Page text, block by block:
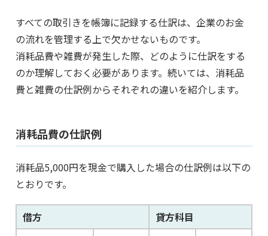
すべての取引きを帳簿に記録する仕訳は、企業のお金
の流れを管理する上で欠かせないものです。
消耗品費や雑費が発生した際、どのように仕訳をする
のか理解しておく必要があります。続いては、消耗品
費と雑費の仕訳例からそれぞれの違いを紹介します。
消耗品費の仕訳例
消耗品5,000円を現金で購入した場合の仕訳例は以下の
とおりです。
借方
貸方科目